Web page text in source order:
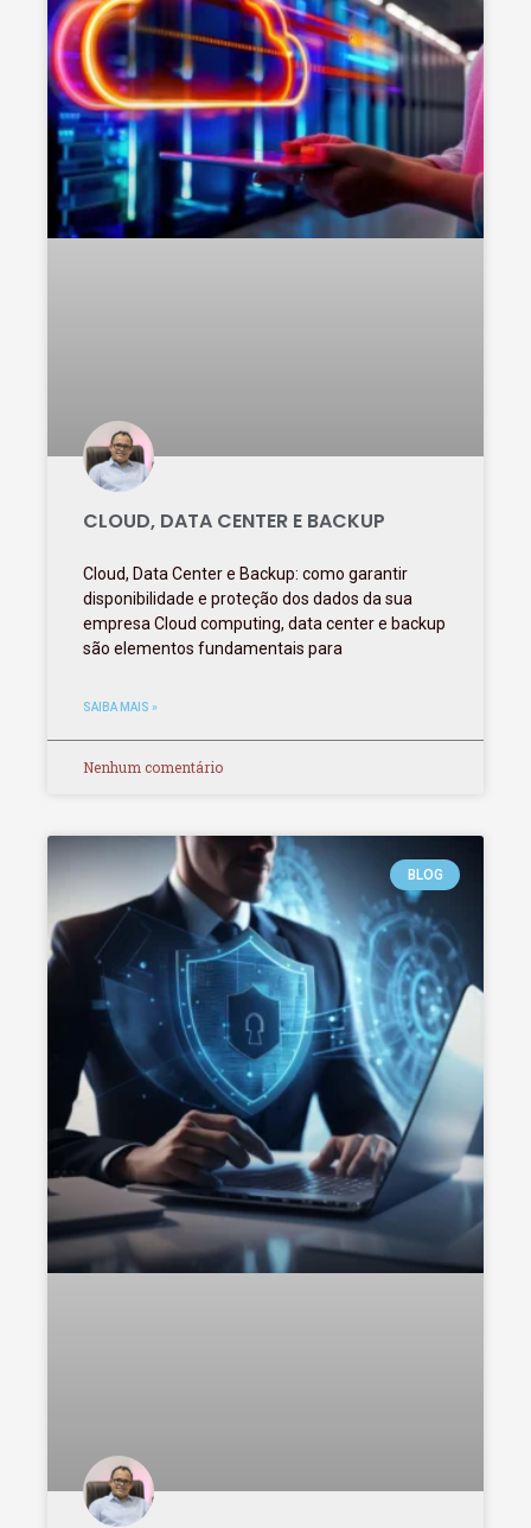
CLOUD, DATA CENTER E BACKUP
Cloud, Data Center e Backup: como garantir
disponibilidade e proteção dos dados da sua
empresa Cloud computing, data center e backup
são elementos fundamentais para
SAIBA MAIS »
Nenhum comentário
BLOG